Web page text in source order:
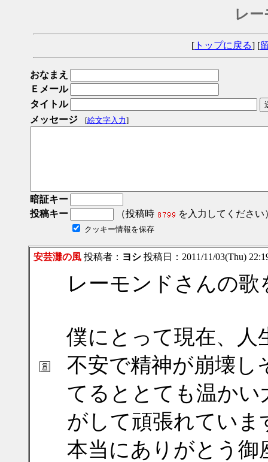
レ
[ トップに戻る] [
おなまえ
Ｅメール
タイトル
メッセージ
[絵文字入力]
暗証キー
投稿キー
（投稿時 を入力してください
クッキー情報を保存
安芸灘の風 投稿者： ヨシ 投稿日：2011/11/03(Thu)
レーモンドさんの歌
僕にとって現在、人
不安で精神が崩壊し
てるととても温か
がして頑張れていま
本当にありがとう御